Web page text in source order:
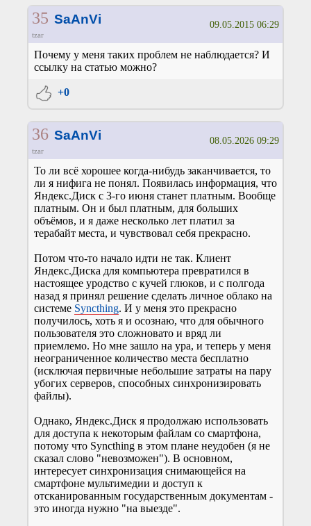
35 SaAnVi
tzar
09.05.2015 06:29
Почему у меня таких проблем не наблюдается? И
ссылку на статью можно?
+0
36 SaAnVi
tzar
08.05.2026 09:29
То ли всё хорошее когда-нибудь заканчивается, то
ли я нифига не понял. Появилась информация, что
Яндекс.Диск с 3-го июня станет платным. Вообще
платным. Он и был платным, для больших
объёмов, и я даже несколько лет платил за
терабайт места, и чувствовал себя прекрасно.
Потом что-то начало идти не так. Клиент
Яндекс.Диска для компьютера превратился в
настоящее уродство с кучей глюков, и с полгода
назад я принял решение сделать личное облако на
системе Syncthing. И у меня это прекрасно
получилось, хоть я и осознаю, что для обычного
пользователя это сложновато и вряд ли
приемлемо. Но мне зашло на ура, и теперь у меня
неограниченное количество места бесплатно
(исключая первичные небольшие затраты на пару
убогих серверов, способных синхронизировать
файлы).
Однако, Яндекс.Диск я продолжаю использовать
для доступа к некоторым файлам со смартфона,
потому что Syncthing в этом плане неудобен (я не
сказал слово "невозможен"). В основном,
интересует синхронизация снимающейся на
смартфоне мультимедии и доступ к
отсканированным государственным документам -
это иногда нужно "на выезде".